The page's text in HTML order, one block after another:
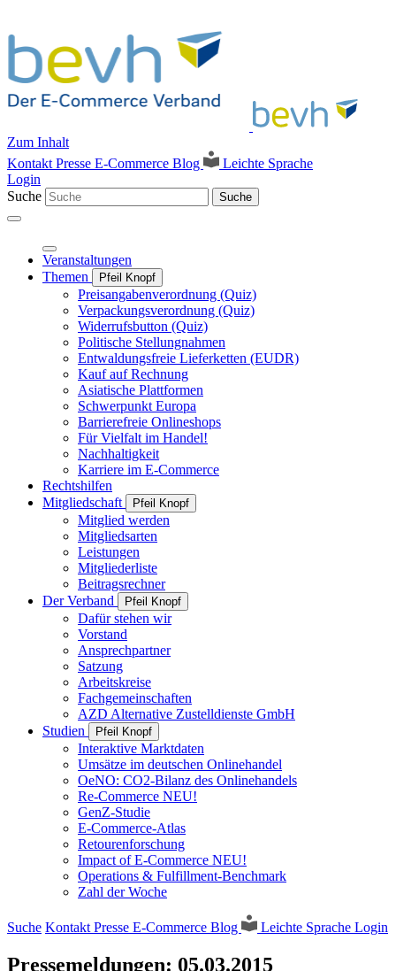
Zum Inhalt
Kontakt Presse E-Commerce Blog
Leichte Sprache
Login
Suche
Suche
Veranstaltungen
Themen
Pfeil Knopf
Preisangabenverordnung (Quiz)
Verpackungsverordnung (Quiz)
Widerrufsbutton (Quiz)
Politische Stellungnahmen
Entwaldungsfreie Lieferketten (EUDR)
Kauf auf Rechnung
Asiatische Plattformen
Schwerpunkt Europa
Barrierefreie Onlineshops
Für Vielfalt im Handel!
Nachhaltigkeit
Karriere im E-Commerce
Rechtshilfen
Mitgliedschaft
Pfeil Knopf
Mitglied werden
Mitgliedsarten
Leistungen
Mitgliederliste
Beitragsrechner
Der Verband
Pfeil Knopf
Dafür stehen wir
Vorstand
Ansprechpartner
Satzung
Arbeitskreise
Fachgemeinschaften
AZD Alternative Zustelldienste GmbH
Studien
Pfeil Knopf
Interaktive Marktdaten
Umsätze im deutschen Onlinehandel
OeNO: CO2-Bilanz des Onlinehandels
Re-Commerce NEU!
GenZ-Studie
E-Commerce-Atlas
Retourenforschung
Impact of E-Commerce NEU!
Operations & Fulfillment-Benchmark
Zahl der Woche
Suche Kontakt Presse E-Commerce Blog Leichte Sprache Login
Pressemeldungen: 05.03.2015